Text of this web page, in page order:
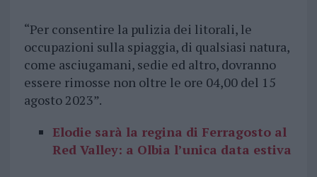
“Per consentire la pulizia dei litorali, le
occupazioni sulla spiaggia, di qualsiasi natura,
come asciugamani, sedie ed altro, dovranno
essere rimosse non oltre le ore 04,00 del 15
agosto 2023”.
Elodie sarà la regina di Ferragosto al
Red Valley: a Olbia l’unica data estiva